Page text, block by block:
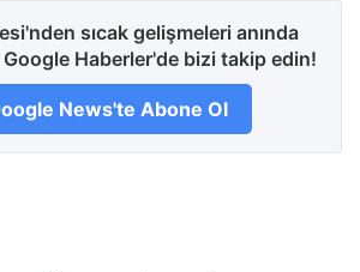
sıcak gelişmeleri anında
Haberler'de bizi takip edin!
News'te Abone Ol